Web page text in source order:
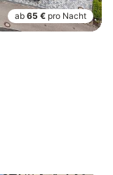
ab 65 € pro Nacht